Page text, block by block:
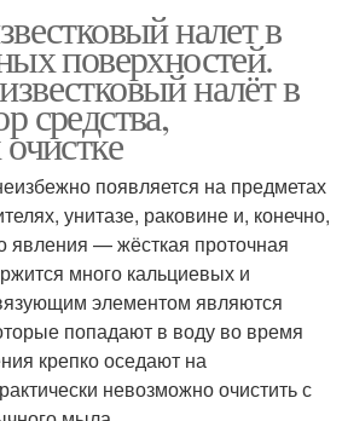
налет в
поверхностей.
налёт в
средства,
появляется на предметах
унитазе, раковине и, конечно,
явления — жёсткая проточная
много кальциевых и
элементом являются
попадают в воду во время
крепко оседают на
невозможно очистить с